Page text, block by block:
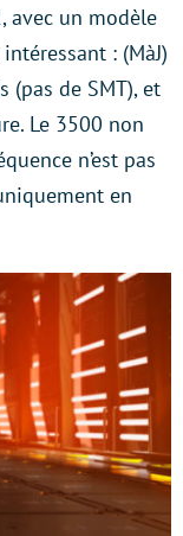
avec un modèle
: (MàJ)
(pas de SMT), et
Le 3500 non
n’est pas
en